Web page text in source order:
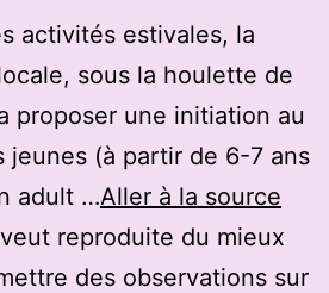
activités estivales, la
sous la houlette de
proposer une initiation au
jeunes (à partir de 6-7 ans
adult …Aller à la source
reproduite du mieux
des observations sur